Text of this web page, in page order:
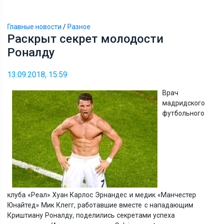
Главные новости / Разное
Раскрыт секрет молодости
Роналду
13.09.2018, 15:59
Врач
мадридского
футбольного
клуба«Реал»Хуан Карлос Эрнандес и медик «Манчестер
Юнайтед» Мик Клегг, работавшие вместе с нападающим
Криштиану Роналду, поделились секретами успеха